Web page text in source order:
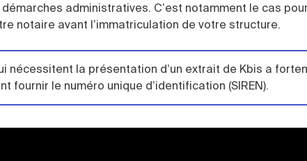
administratives. C’est notamment le cas
notaire avant l’immatriculation de votre structure.
nécessitent la présentation d’un extrait de Kbis a
le numéro unique d’identification (SIREN).